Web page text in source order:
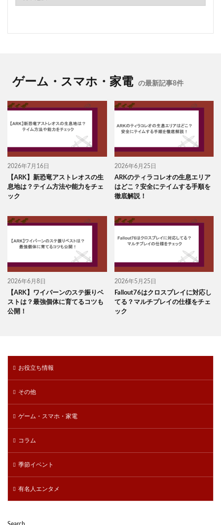
ゲーム・スマホ・家電 の最新記事8件
2026年7月16日
【ARK】新恐竜アストレオスの生
息地は？テイム方法や能力をチェ
ック
2026年6月25日
ARKのティラコレオの生息エリア
はどこ？安全にテイムする手順を
徹底解説！
2026年6月8日
【ARK】ワイバーンのステ振りベ
ストは？最強個体に育てるコツも
公開！
2026年5月25日
Fallout76はクロスプレイに対応し
てる？マルチプレイの仕様をチェ
ック
お役立ち情報
その他
ゲーム・スマホ・家電
コラム
季節イベント
有名人エンタメ